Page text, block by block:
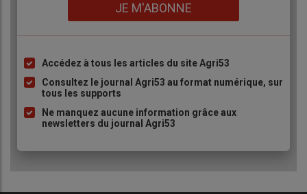
JE M'ABONNE
Liste
à
puce
Accédez à tous les articles du site Agri53
Consultez le journal Agri53 au format numérique, sur
tous les supports
Ne manquez aucune information grâce aux
newsletters du journal Agri53